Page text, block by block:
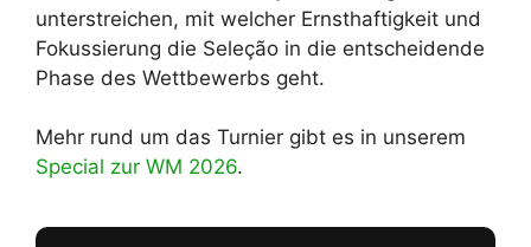
unterstreichen, mit welcher Ernsthaftigkeit und
Fokussierung die Seleção in die entscheidende
Phase des Wettbewerbs geht.
Mehr rund um das Turnier gibt es in unserem
Special zur WM 2026.